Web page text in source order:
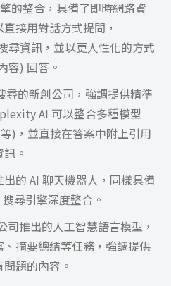
的整合，具備了即時網路資
接用對話方式提問，
尋資訊，並以更人性化的方式
容) 回答。
的新創公司，強調提供精準
AI 可以整合多種模型
)，並直接在答案中附上引用
。
的 AI 聊天機器人，同樣具備
尋引擎深度整合。
推出的人工智慧語言模型，
摘要總結等任務，強調提供
題的內容。